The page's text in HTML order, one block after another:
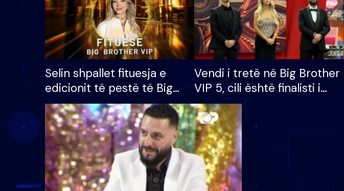
Selin shpallet fituesja e
edicionit të pestë të Big
Brother VIP, rrëmben
çmimin e madh prej 100
mijë eurosh
Vendi i tretë në Big Brother
VIP 5, cili është finalisti i
radhës që lë shtëpinë